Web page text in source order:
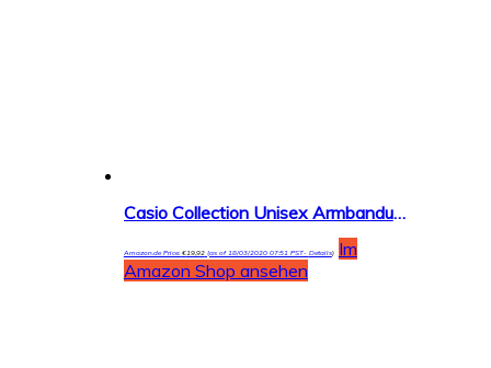
Casio Collection Unisex Armbanduhr W-216H
Amazon.de Price:€19,92(as of 18/03/2020 07:51 PST- Details)
Im
Amazon Shop ansehen